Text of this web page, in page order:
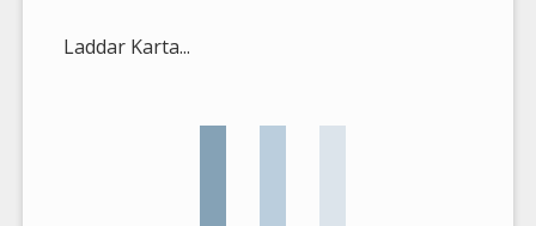
Laddar Karta...